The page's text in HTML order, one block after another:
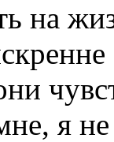
на
я